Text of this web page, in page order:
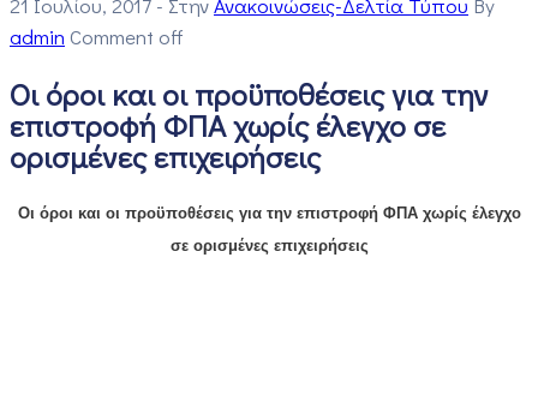
admin Comment off
Οι όροι και οι προϋποθέσεις για την
επιστροφή ΦΠΑ χωρίς έλεγχο σε
ορισμένες επιχειρήσεις
Οι όροι και οι προϋποθέσεις για την επιστροφή ΦΠΑ χωρίς έλεγχο
σε ορισμένες επιχειρήσεις